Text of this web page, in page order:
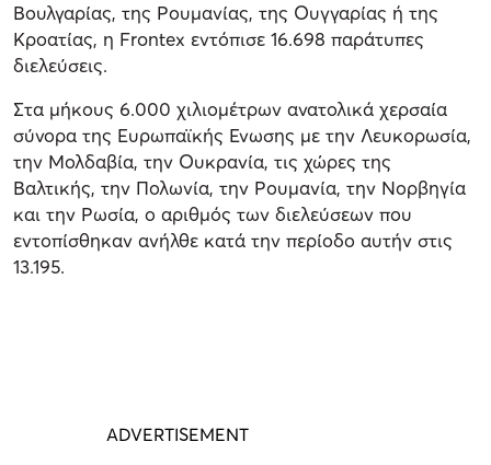
Βουλγαρίας, της Ρουμανίας, της Ουγγαρίας ή της
Κροατίας, η Frontex εντόπισε 16.698 παράτυπες
διελεύσεις.
Στα μήκους 6.000 χιλιομέτρων ανατολικά χερσαία
σύνορα της Ευρωπαϊκής Ενωσης με την Λευκορωσία,
την Μολδαβία, την Ουκρανία, τις χώρες της
Βαλτικής, την Πολωνία, την Ρουμανία, την Νορβηγία
και την Ρωσία, ο αριθμός των διελεύσεων που
εντοπίσθηκαν ανήλθε κατά την περίοδο αυτήν στις
13.195.